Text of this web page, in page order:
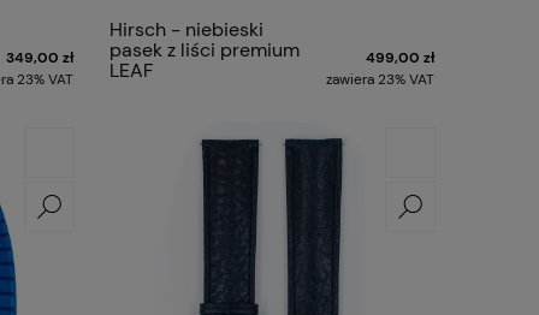
349,00 zł
23% VAT
Hirsch - niebieski
pasek z liści premium
LEAF
499,00 zł
zawiera 23% VAT